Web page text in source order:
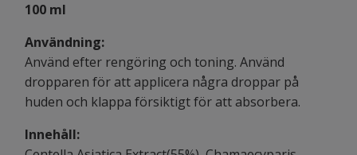
100 ml
Användning:
Använd efter rengöring och toning. Använd
dropparen för att applicera några droppar på
huden och klappa försiktigt för att absorbera.
Innehåll: